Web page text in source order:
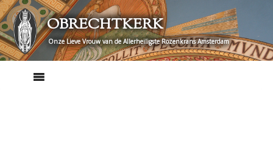
Skip
to
content
OBRECHTKERK
Onze Lieve Vrouw van de Allerheiligste Rozenkrans Amsterdam